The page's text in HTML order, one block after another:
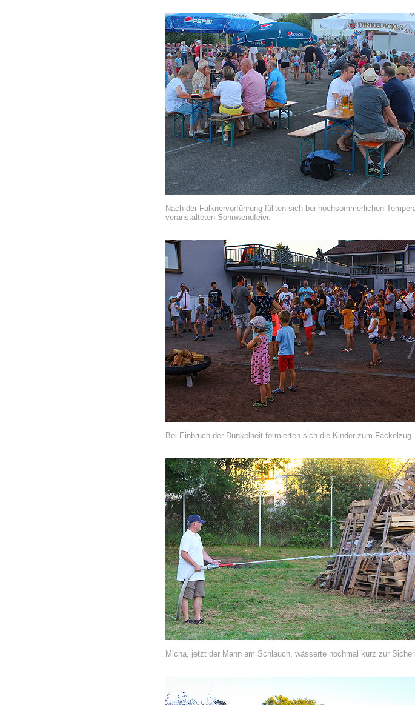
Nach der Falknervorführung füllten sich bei hochsommerlichen
veranstalteten Sonnwendfeier.
Bei Einbruch der Dunkelheit formierten sich die Kinder zum Fackelzug.
Micha, jetzt der Mann am Schlauch, wässerte nochmal kurz zur